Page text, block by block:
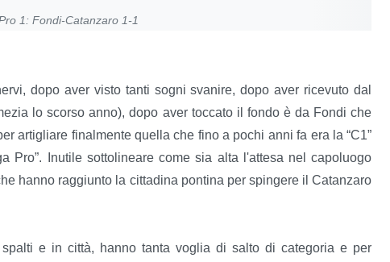
1: Fondi-Catanzaro 1-1
dopo aver visto tanti sogni svanire, dopo aver ricevuto dal
lo scorso anno), dopo aver toccato il fondo è da Fondi che
artigliare finalmente quella che fino a pochi anni fa era la “C1”
Pro”. Inutile sottolineare come sia alta l'attesa nel capoluogo
hanno raggiunto la cittadina pontina per spingere il Catanzaro
e in città, hanno tanta voglia di salto di categoria e per